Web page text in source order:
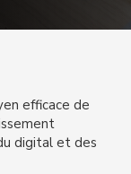
efficace de
digital et des